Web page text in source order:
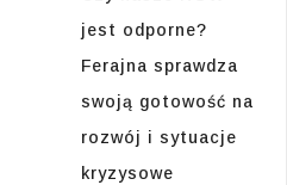
jest odporne?
Ferajna sprawdza
swoją gotowość na
rozwój i sytuacje
kryzysowe